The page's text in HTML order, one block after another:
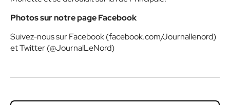
Photos sur notre page Facebook
Suivez-nous sur Facebook (facebook.com/Journallenord)
et Twitter (@JournalLeNord)